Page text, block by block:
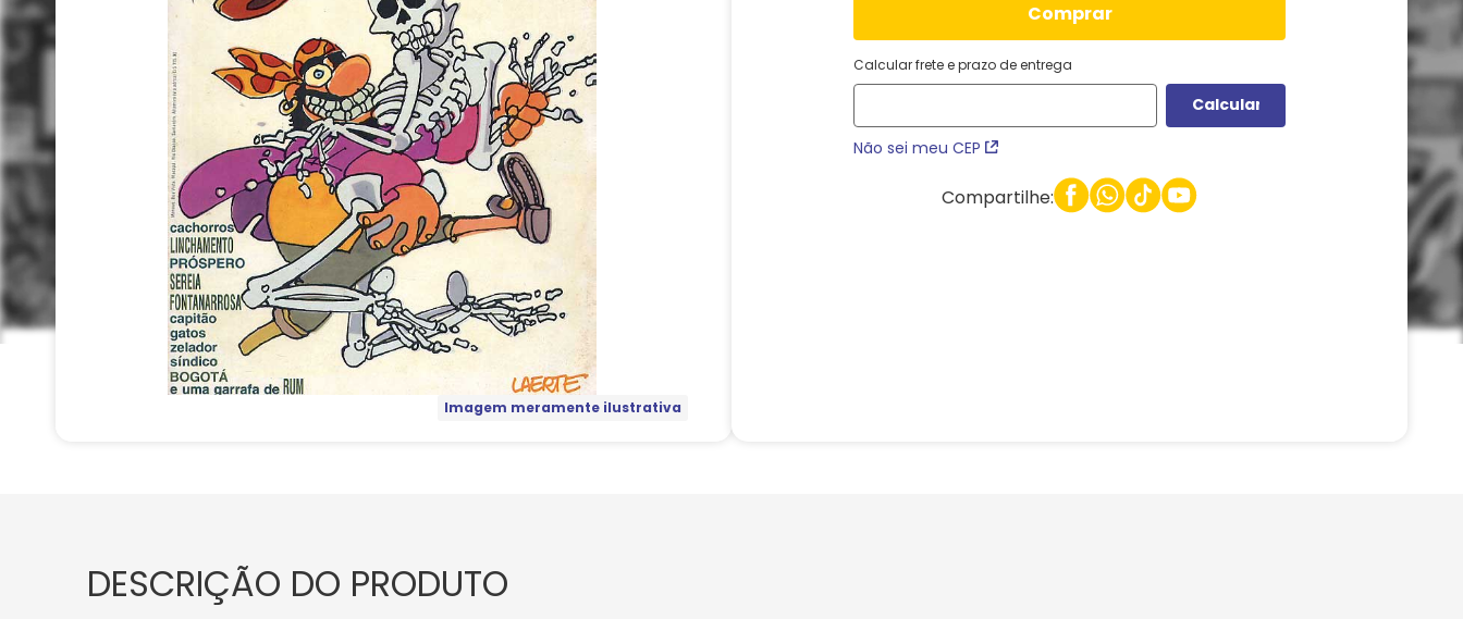
Imagem meramente ilustrativa
comprar
Calcular frete e prazo de entrega
Não sei meu CEP
Compartilhe:
DESCRIÇÃO DO PRODUTO